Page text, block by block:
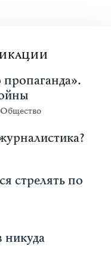
Общество
стрелять по